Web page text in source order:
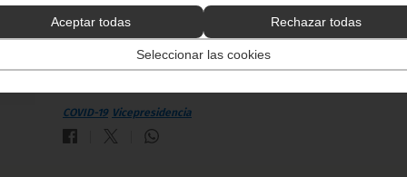
Aceptar todas Rechazar todas
Seleccionar las cookies
S.E. Teodoro Nguema Obiang Mangue estudia el posible
relajamiento de las medidas de restricción contra la Covid,
proclamadas en el último decreto. En su reunión, el
Político de Vigilancia y Respuesta al Coronavirus analiza las
estrategias en marcha para frenar la cuarta ola de
COVID-19 Vicepresidencia